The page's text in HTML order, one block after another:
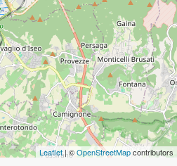
Leaflet| ©OpenStreetMapcontributors